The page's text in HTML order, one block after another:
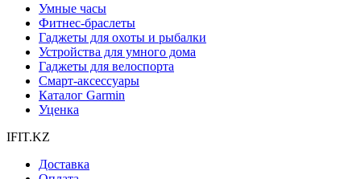
Умные часы
Фитнес-браслеты
Гаджеты для охоты и рыбалки
Устройства для умного дома
Гаджеты для велоспорта
Смарт-аксессуары
Каталог Garmin
Уценка
IFIT.KZ
Доставка